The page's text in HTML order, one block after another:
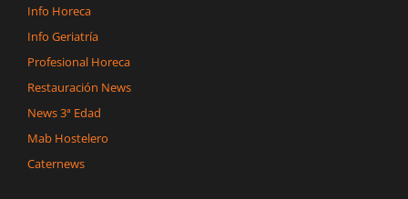
Info Horeca
Info Geriatría
Profesional Horeca
Restauración News
News 3ª Edad
Mab Hostelero
Caternews